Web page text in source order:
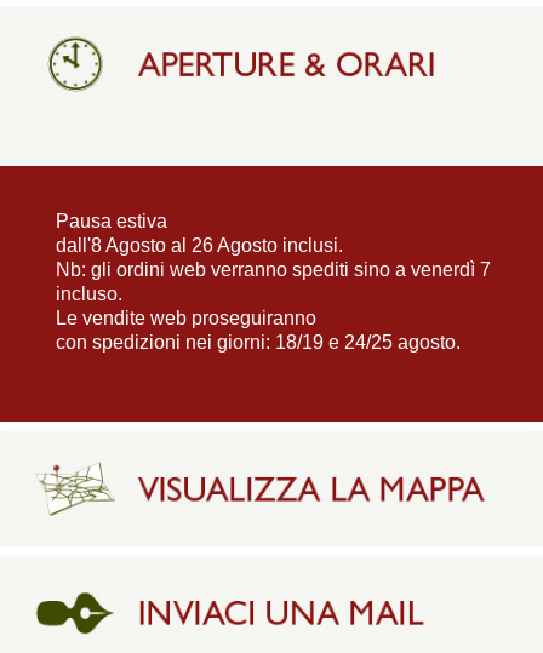
Pausa estiva
dall'8 Agosto al 26 Agosto inclusi.
Nb: gli ordini web verranno spediti sino a venerdì 7
incluso.
Le vendite web proseguiranno
con spedizioni nei giorni: 18/19 e 24/25 agosto.